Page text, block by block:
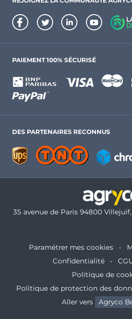
PAIEMENT 100% SÉCURISÉ
DES PARTENAIRES RECONNUS
35 avenue de Paris 94800
Paramétrer mes cookies
Confidentialité
Politique de
Politique de protection des
Aller vers
Agryco